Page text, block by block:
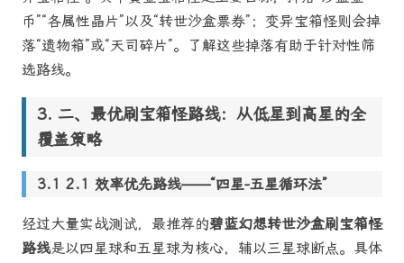
币”“各属性晶片”以及“转世沙盒票券”；变异宝箱怪则会掉
落“遗物箱”或“天司碎片”。了解这些掉落有助于针对性筛
选路线。
二、最优刷宝箱怪路线：从低星到高星的全
覆盖策略
2.1 效率优先路线——“四星-五星循环法”
经过大量实战测试，最推荐的碧蓝幻想转世沙盒刷宝箱怪
路线是以四星球和五星球为核心，辅以三星球断点。具体